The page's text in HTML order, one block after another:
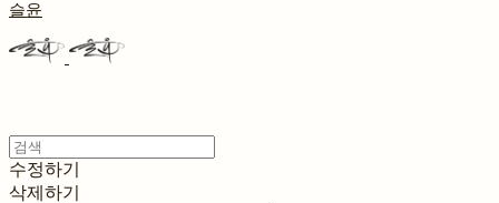
슬윤
수정하기
삭제하기